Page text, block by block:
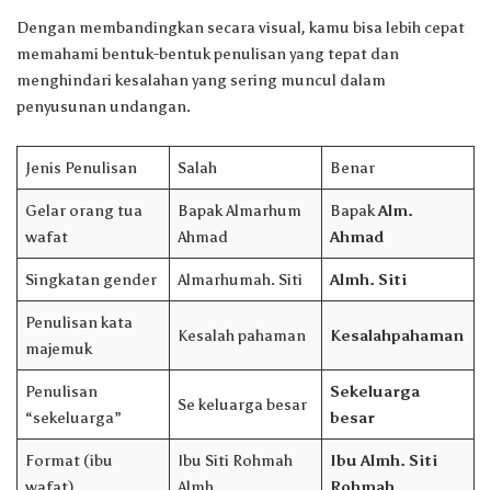
Dengan membandingkan secara visual, kamu bisa lebih cepat
memahami bentuk-bentuk penulisan yang tepat dan
menghindari kesalahan yang sering muncul dalam
penyusunan undangan.
Jenis Penulisan Salah Benar
Gelar orang tua
wafat
Bapak Almarhum
Ahmad
BapakAlm.
Ahmad
Singkatan gender Almarhumah. Siti Almh. Siti
Penulisan kata
majemuk
Kesalah pahaman Kesalahpahaman
Penulisan
“sekeluarga”
Se keluarga besar
Sekeluarga
besar
Format (ibu
Ibu Siti Rohmah
Ibu Almh. Siti